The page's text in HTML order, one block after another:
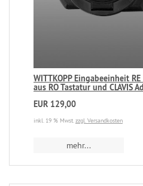
WITTKOPP Eingabeeinheit
aus RO Tastatur und CLAVIS
EUR 129,00
inkl. 19 % Mwst.zzgl. Versandkosten
mehr...